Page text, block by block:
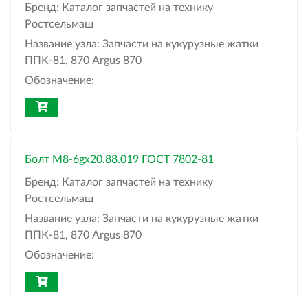
Бренд: Каталог запчастей на технику
Ростсельмаш
Название узла: Запчасти на кукурузные жатки
ППК-81, 870 Argus 870
Обозначение:
Болт М8-6gх20.88.019 ГОСТ 7802-81
Бренд: Каталог запчастей на технику
Ростсельмаш
Название узла: Запчасти на кукурузные жатки
ППК-81, 870 Argus 870
Обозначение: